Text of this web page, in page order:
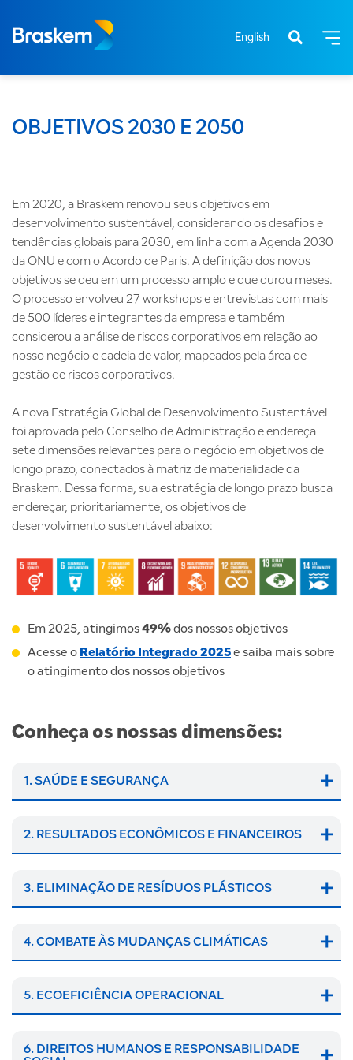
English
OBJETIVOS 2030 E 2050
Em 2020, a Braskem renovou seus objetivos em
desenvolvimento sustentável, considerando os desafios e
tendências globais para 2030, em linha com a Agenda 2030
da ONU e com o Acordo de Paris. A definição dos novos
objetivos se deu em um processo amplo e que durou meses.
O processo envolveu 27 workshops e entrevistas com mais
de 500 líderes e integrantes da empresa e também
considerou a análise de riscos corporativos em relação ao
nosso negócio e cadeia de valor, mapeados pela área de
gestão de riscos corporativos.
A nova Estratégia Global de Desenvolvimento Sustentável
foi aprovada pelo Conselho de Administração e endereça
sete dimensões relevantes para o negócio em objetivos de
longo prazo, conectados à matriz de materialidade da
Braskem. Dessa forma, sua estratégia de longo prazo busca
endereçar, prioritariamente, os objetivos de
desenvolvimento sustentável abaixo:
Em 2025, atingimos49%dos nossos objetivos
Acesse o Relatório Integrado 2025e saiba mais sobre
o atingimento dos nossos objetivos
Conheça os nossas dimensões:
1. SAÚDE E SEGURANÇA
2. RESULTADOS ECONÔMICOS E FINANCEIROS
3. ELIMINAÇÃO DE RESÍDUOS PLÁSTICOS
4. COMBATE ÀS MUDANÇAS CLIMÁTICAS
5. ECOEFICIÊNCIA OPERACIONAL
6. DIREITOS HUMANOS E RESPONSABILIDADE